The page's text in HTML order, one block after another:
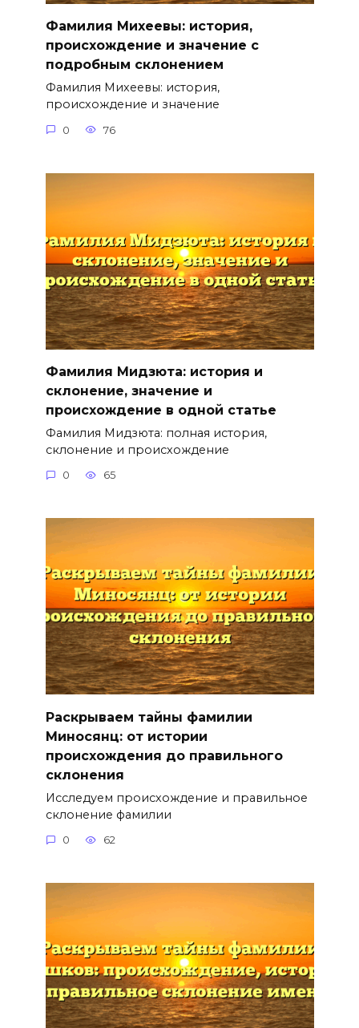
Фамилия Михеевы: история,
происхождение и значение с
подробным склонением
Фамилия Михеевы: история,
происхождение и значение
0 76
Фамилия Мидзюта: история и
склонение, значение и
происхождение в одной статье
Фамилия Мидзюта: полная история,
склонение и происхождение
0 65
Раскрываем тайны фамилии
Миносянц: от истории
происхождения до правильного
склонения
Исследуем происхождение и правильное
склонение фамилии
0 62